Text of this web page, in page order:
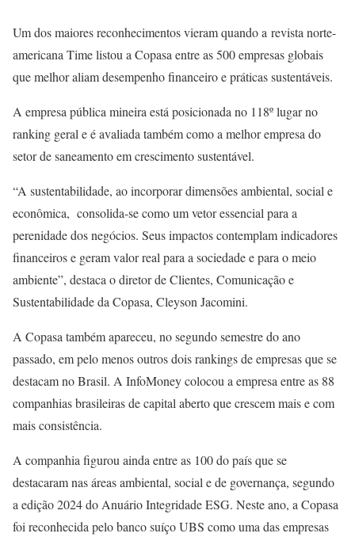
Um dos maiores reconhecimentos vieram quando a revista norte-
americana Time listou a Copasa entre as 500 empresas globais
que melhor aliam desempenho financeiro e práticas sustentáveis.
A empresa pública mineira está posicionada no 118º lugar no
ranking geral e é avaliada também como a melhor empresa do
setor de saneamento em crescimento sustentável.
“A sustentabilidade, ao incorporar dimensões ambiental, social e
econômica, consolida-se como um vetor essencial para a
perenidade dos negócios. Seus impactos contemplam indicadores
financeiros e geram valor real para a sociedade e para o meio
ambiente”, destaca o diretor de Clientes, Comunicação e
Sustentabilidade da Copasa, Cleyson Jacomini.
A Copasa também apareceu, no segundo semestre do ano
passado, em pelo menos outros dois rankings de empresas que se
destacam no Brasil. A InfoMoney colocou a empresa entre as 88
companhias brasileiras de capital aberto que crescem mais e com
mais consistência.
A companhia figurou ainda entre as 100 do país que se
destacaram nas áreas ambiental, social e de governança, segundo
a edição 2024 do Anuário Integridade ESG. Neste ano, a Copasa
foi reconhecida pelo banco suíço UBS como uma das empresas